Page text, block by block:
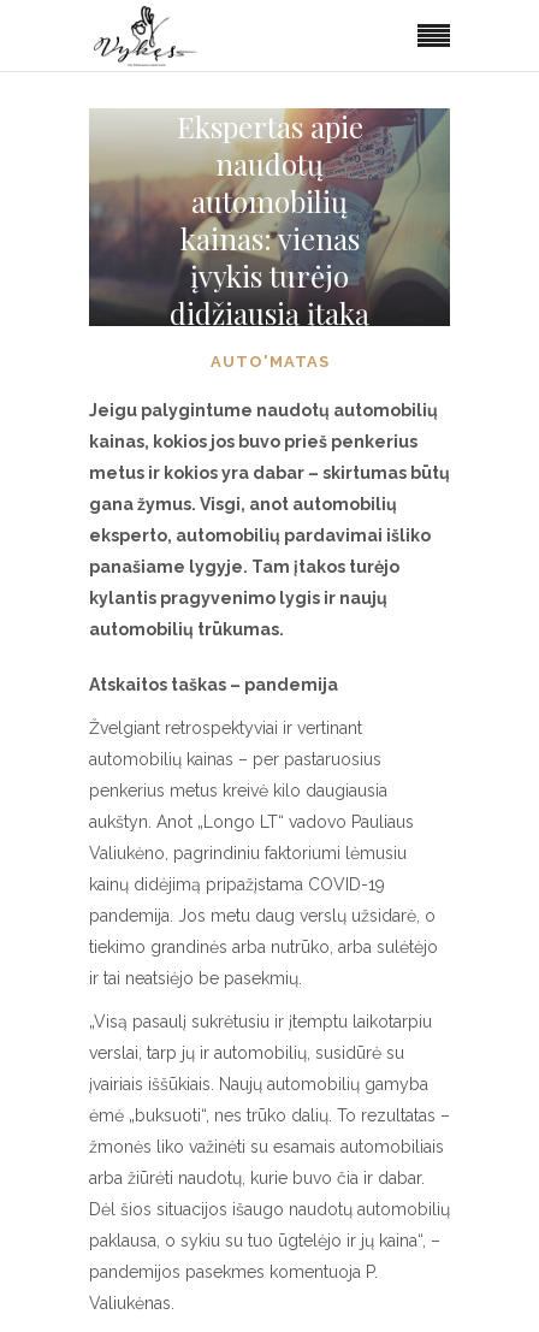
Ekspertas apie
naudotų
automobilių
kainas: vienas
įvykis turėjo
didžiausią įtaką
AUTO'MATAS
Jeigu palygintume naudotų automobilių
kainas, kokios jos buvo prieš penkerius
metus ir kokios yra dabar – skirtumas būtų
gana žymus. Visgi, anot automobilių
eksperto, automobilių pardavimai išliko
panašiame lygyje. Tam įtakos turėjo
kylantis pragyvenimo lygis ir naujų
automobilių trūkumas.
Atskaitos taškas – pandemija
Žvelgiant retrospektyviai ir vertinant
automobilių kainas – per pastaruosius
penkerius metus kreivė kilo daugiausia
aukštyn. Anot „Longo LT“ vadovo Pauliaus
Valiukėno, pagrindiniu faktoriumi lėmusiu
kainų didėjimą pripažįstama COVID-19
pandemija. Jos metu daug verslų užsidarė, o
tiekimo grandinės arba nutrūko, arba sulėtėjo
ir tai neatsiėjo be pasekmių.
„Visą pasaulį sukrėtusiu ir įtemptu laikotarpiu
verslai, tarp jų ir automobilių, susidūrė su
įvairiais iššūkiais. Naujų automobilių gamyba
ėmė „buksuoti“, nes trūko dalių. To rezultatas –
žmonės liko važinėti su esamais automobiliais
arba žiūrėti naudotų, kurie buvo čia ir dabar.
Dėl šios situacijos išaugo naudotų automobilių
paklausa, o sykiu su tuo ūgtelėjo ir jų kaina“, –
pandemijos pasekmes komentuoja P.
Valiukėnas.